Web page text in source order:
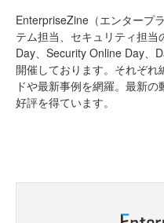
EnterpriseZine（エンタープ
テム担当、セキュリティ担
Day、Security Online Day、
開催しております。それぞ
ドや最新事例を網羅。最新の
好評を得ています。